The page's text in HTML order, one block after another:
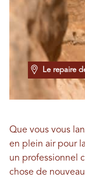
Le repaire
Que vous vous
en plein air pour
un professionnel
chose de